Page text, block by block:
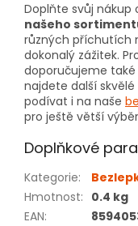
Doplňte svůj nákup
našeho
různých příchutích
dokonalý zážitek.
doporučujeme také
najdete další
podívat i na naše
pro ještě větší
Doplňkové
Kategorie:
Hmotnost: 0.4 kg
EAN: